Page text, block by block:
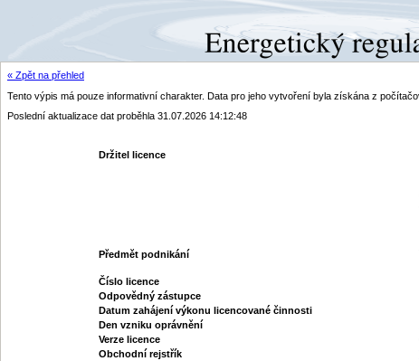
« Zpět na přehled
Tento výpis má pouze informativní charakter. Data pro jeho vytvoření byla získána z
Poslední aktualizace dat proběhla 31.07.2026 14:12:48
Držitel licence
Předmět podnikání
Číslo licence
Odpovědný zástupce
Datum zahájení výkonu licencované činnosti
Den vzniku oprávnění
Verze licence
Obchodní rejstřík